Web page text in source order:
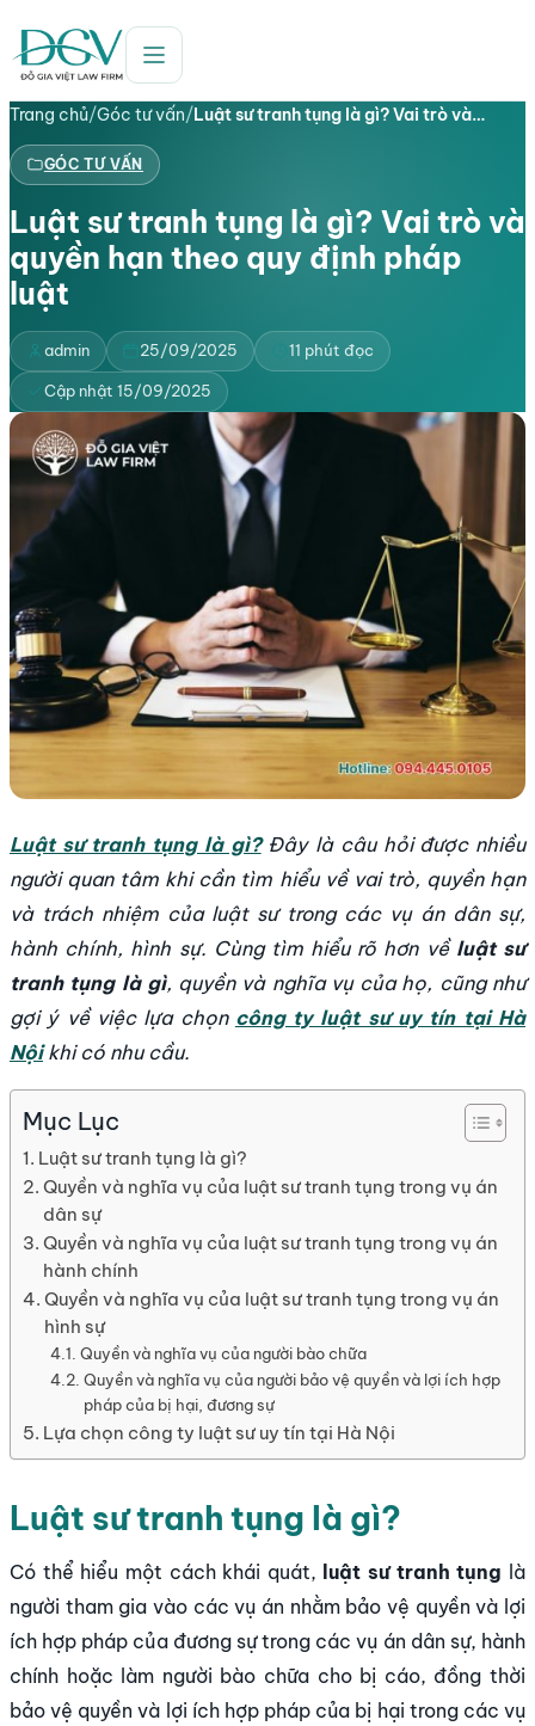
Trang chủ/Góc tư vấn/Luật sư tranh tụng là gì? Vai trò và…
GÓC TƯ VẤN
Luật sư tranh tụng là gì? Vai trò và
quyền hạn theo quy định pháp
luật
admin 25/09/2025 11 phút đọc
Cập nhật 15/09/2025
Luật sư tranh tụng là gì?Đây là câu hỏi được nhiều
người quan tâm khi cần tìm hiểu về vai trò, quyền hạn
và trách nhiệm của luật sư trong các vụ án dân sự,
hành chính, hình sự. Cùng tìm hiểu rõ hơn về luật sư
tranh tụng là gì, quyền và nghĩa vụ của họ, cũng như
gợi ý về việc lựa chọn công ty luật sư uy tín tại Hà
Nộikhi có nhu cầu.
Mục Lục
Luật sư tranh tụng là gì?
Quyền và nghĩa vụ của luật sư tranh tụng trong vụ án
dân sự
Quyền và nghĩa vụ của luật sư tranh tụng trong vụ án
hành chính
Quyền và nghĩa vụ của luật sư tranh tụng trong vụ án
hình sự
Quyền và nghĩa vụ của người bào chữa
Quyền và nghĩa vụ của người bảo vệ quyền và lợi ích hợp
pháp của bị hại, đương sự
Lựa chọn công ty luật sư uy tín tại Hà Nội
Luật sư tranh tụng là gì?
Có thể hiểu một cách khái quát, luật sư tranh tụng là
người tham gia vào các vụ án nhằm bảo vệ quyền và lợi
ích hợp pháp của đương sự trong các vụ án dân sự, hành
chính hoặc làm người bào chữa cho bị cáo, đồng thời
bảo vệ quyền và lợi ích hợp pháp của bị hại trong các vụ